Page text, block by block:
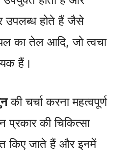
उपलब्ध होते हैं जैसे
का तेल आदि, जो त्वचा
हैं।
की चर्चा करना महत्वपूर्ण
प्रकार की चिकित्सा
किए जाते हैं और इनमें